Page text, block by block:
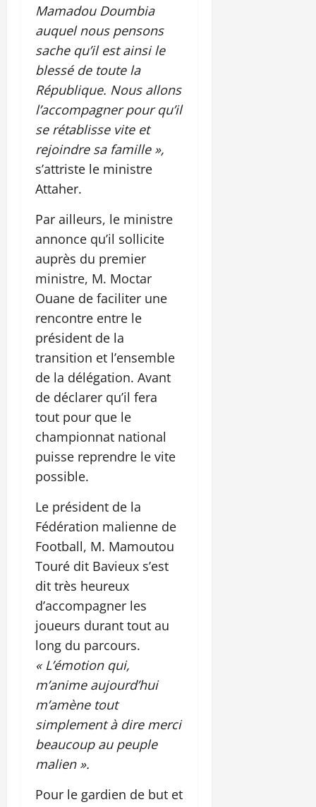
Mamadou Doumbia
auquel nous pensons
sache qu’il est ainsi le
blessé de toute la
République. Nous allons
l’accompagner pour qu’il
se rétablisse vite et
rejoindre sa famille »,
s’attriste le ministre
Attaher.
Par ailleurs, le ministre
annonce qu’il sollicite
auprès du premier
ministre, M. Moctar
Ouane de faciliter une
rencontre entre le
président de la
transition et l’ensemble
de la délégation. Avant
de déclarer qu’il fera
tout pour que le
championnat national
puisse reprendre le vite
possible.
Le président de la
Fédération malienne de
Football, M. Mamoutou
Touré dit Bavieux s’est
dit très heureux
d’accompagner les
joueurs durant tout au
long du parcours.
« L’émotion qui,
m’anime aujourd’hui
m’amène tout
simplement à dire merci
beaucoup au peuple
malien ».
Pour le gardien de but et